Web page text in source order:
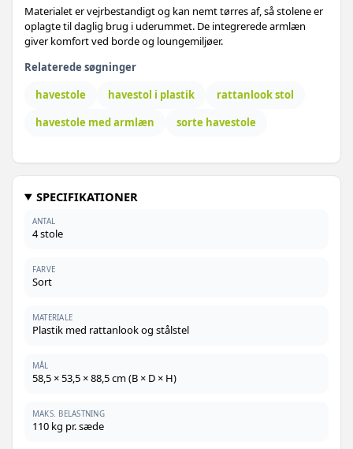
Materialet er vejrbestandigt og kan nemt tørres af, så stolene er
oplagte til daglig brug i uderummet. De integrerede armlæn
giver komfort ved borde og loungemiljøer.
Relaterede søgninger
havestole
havestol i plastik
rattanlook stol
havestole med armlæn
sorte havestole
SPECIFIKATIONER
ANTAL
4 stole
FARVE
Sort
MATERIALE
Plastik med rattanlook og stålstel
MÅL
58,5 × 53,5 × 88,5 cm (B × D × H)
MAKS. BELASTNING
110 kg pr. sæde